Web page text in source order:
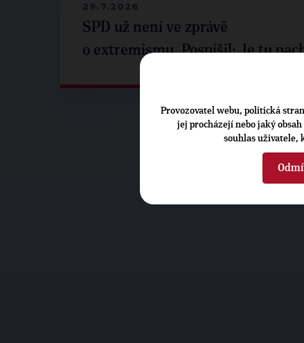
29.7.2026
SPD už není ve zprávě
o extremismu. Pospíšil: Je tu
Provozovatel webu, politická
jej procházejí nebo jaký
souhlas uživatele,